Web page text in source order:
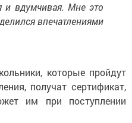
и вдумчивая. Мне это
впечатлениями
которые пройдут
получат сертификат,
им при поступлении